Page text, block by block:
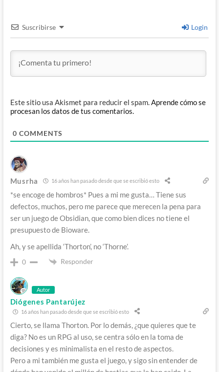
Suscribirse Login
Este sitio usa Akismet para reducir el spam. Aprende cómo se
procesan los datos de tus comentarios.
0 COMMENTS
Musrha 16 años han pasado desde que se escribió esto
*se encoge de hombros* Pues a mi me gusta… Tiene sus
defectos, muchos, pero me parece que merecen la pena para
ser un juego de Obsidian, que como bien dices no tiene el
presupuesto de Bioware.
Ah, y se apellida ‘Thorton’, no ‘Thorne’.
0 Responder
Autor
Diógenes Pantarújez
16 años han pasado desde que se escribió esto
Cierto, se llama Thorton. Por lo demás, ¿que quieres que te
diga? No es un RPG al uso, se centra sólo en la toma de
decisiones y es minimalista en el resto de aspectos.
Pero a mi también me gusta el juego, y sigo sin entender de